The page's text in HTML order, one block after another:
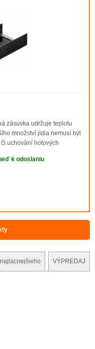
zásuvka udržuje teplotu
množství jídla nemusí být
uchování hotových
k odoslaniu
VÝPREDAJ